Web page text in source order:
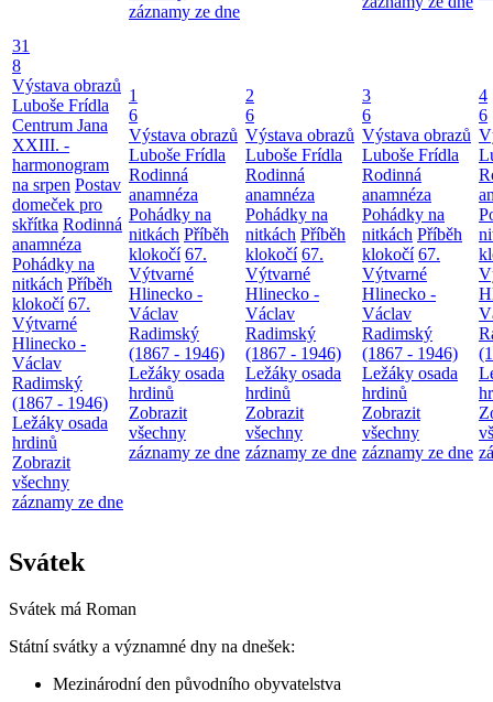
záznamy ze dne
31
8
Výstava obrazů
Luboše Frídla
Centrum Jana
XXIII. -
harmonogram
na srpen Postav
domeček pro
skřítka Rodinná
anamnéza
Pohádky na
nitkách Příběh
klokočí 67.
Výtvarné
Hlinecko -
Václav
Radimský
(1867 - 1946)
Ležáky osada
hrdinů
Zobrazit
všechny
záznamy ze dne
1
6
Výstava obrazů
Luboše Frídla
Rodinná
anamnéza
Pohádky na
nitkách Příběh
klokočí 67.
Výtvarné
Hlinecko -
Václav
Radimský
(1867 - 1946)
Ležáky osada
hrdinů
Zobrazit
všechny
záznamy ze dne
2
6
Výstava obrazů
Luboše Frídla
Rodinná
anamnéza
Pohádky na
nitkách Příběh
klokočí 67.
Výtvarné
Hlinecko -
Václav
Radimský
(1867 - 1946)
Ležáky osada
hrdinů
Zobrazit
všechny
záznamy ze dne
3
6
Výstava obrazů
Luboše Frídla
Rodinná
anamnéza
Pohádky na
nitkách Příběh
klokočí 67.
Výtvarné
Hlinecko -
Václav
Radimský
(1867 - 1946)
Ležáky osada
hrdinů
Zobrazit
všechny
záznamy ze dne
4
6
Svátek
Svátek má Roman
Státní svátky a významné dny na dnešek:
Mezinárodní den původního obyvatelstva